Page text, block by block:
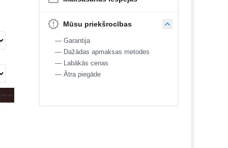
Mūsu priekšrocības
— Garantija
— Dažādas apmaksas metodes
— Labākās cenas
— Ātra piegāde